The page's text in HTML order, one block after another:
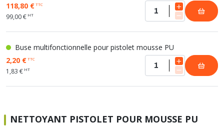
118,80 €TTC
99,00 € HT
Buse multifonctionnelle pour pistolet mousse PU
2,20 €TTC
1,83 € HT
NETTOYANT PISTOLET POUR MOUSSE PU